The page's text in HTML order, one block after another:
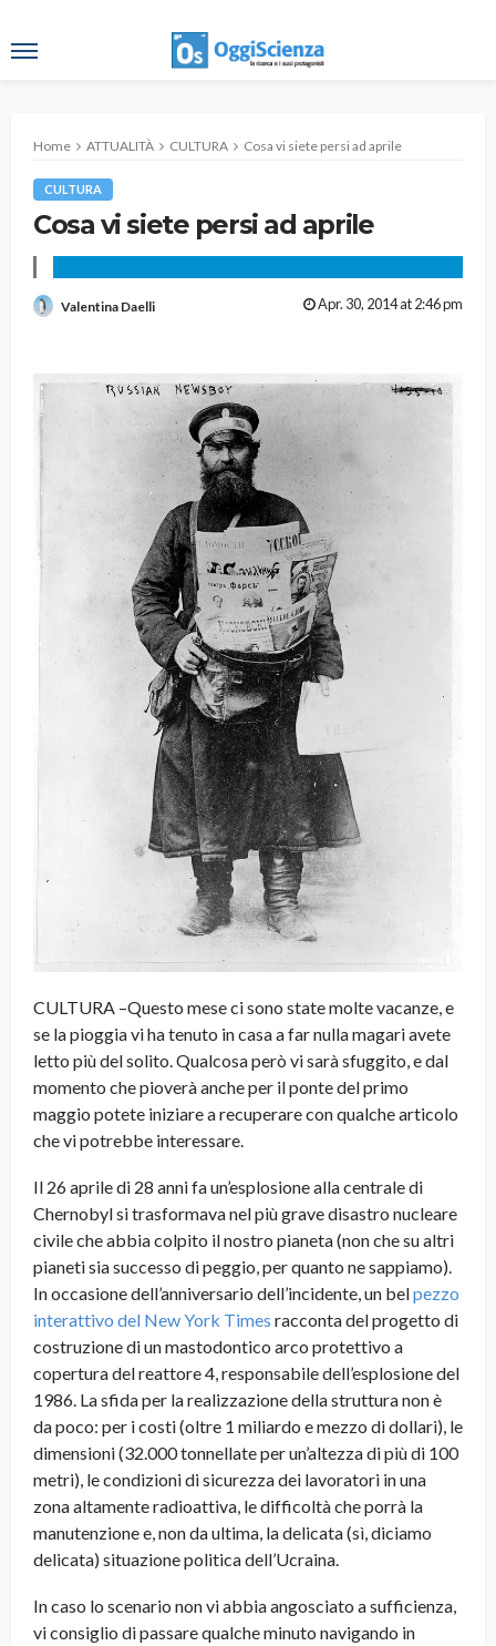
Home ATTUALITÀ CULTURA Cosa vi siete persi ad aprile
CULTURA
Cosa vi siete persi ad aprile
Valentina Daelli Apr. 30, 2014 at 2:46 pm
CULTURA –Questo mese ci sono state molte vacanze, e
se la pioggia vi ha tenuto in casa a far nulla magari avete
letto più del solito. Qualcosa però vi sarà sfuggito, e dal
momento che pioverà anche per il ponte del primo
maggio potete iniziare a recuperare con qualche articolo
che vi potrebbe interessare.
Il 26 aprile di 28 anni fa un’esplosione alla centrale di
Chernobyl si trasformava nel più grave disastro nucleare
civile che abbia colpito il nostro pianeta (non che su altri
pianeti sia successo di peggio, per quanto ne sappiamo).
In occasione dell’anniversario dell’incidente, un belpezzo
interattivo del New York Times racconta del progetto di
costruzione di un mastodontico arco protettivo a
copertura del reattore 4, responsabile dell’esplosione del
1986. La sfida per la realizzazione della struttura non è
da poco: per i costi (oltre 1 miliardo e mezzo di dollari), le
dimensioni (32.000 tonnellate per un’altezza di più di 100
metri), le condizioni di sicurezza dei lavoratori in una
zona altamente radioattiva, le difficoltà che porrà la
manutenzione e, non da ultima, la delicata (sì, diciamo
delicata) situazione politica dell’Ucraina.
In caso lo scenario non vi abbia angosciato a sufficienza,
vi consiglio di passare qualche minuto navigando in